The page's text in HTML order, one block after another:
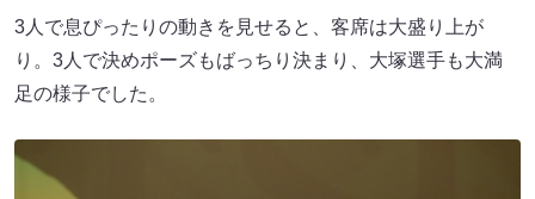
3人で息ぴったりの動きを見せると、客席は大盛り上が
り。3人で決めポーズもばっちり決まり、大塚選手も大満
足の様子でした。